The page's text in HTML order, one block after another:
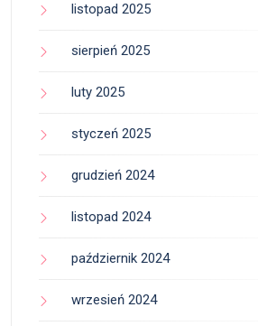
listopad 2025
sierpień 2025
luty 2025
styczeń 2025
grudzień 2024
listopad 2024
październik 2024
wrzesień 2024